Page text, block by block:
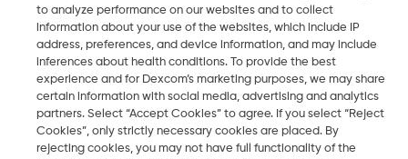
LBL-1005611 Rev001
2026 Dexcom, Inc. Всички права запазени.
to analyze performance on our websites and to collect
information about your use of the websites, which include IP
address, preferences, and device information, and may include
inferences about health conditions. To provide the best
experience and for Dexcom’s marketing purposes, we may share
certain information with social media, advertising and analytics
partners. Select “Accept Cookies” to agree. If you select “Reject
Cookies”, only strictly necessary cookies are placed. By
rejecting cookies, you may not have full functionality of the